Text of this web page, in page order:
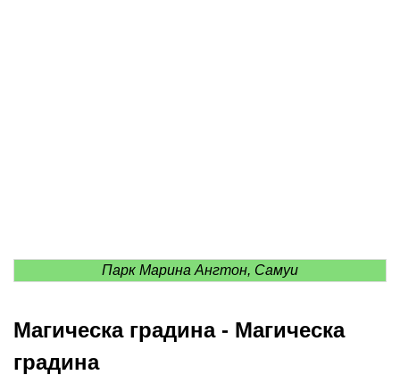
Парк Марина Ангтон, Самуи
Магическа градина - Магическа
градина